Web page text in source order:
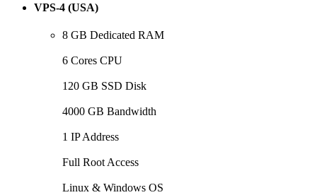
VPS-4 (USA)
8 GB Dedicated RAM
6 Cores CPU
120 GB SSD Disk
4000 GB Bandwidth
1 IP Address
Full Root Access
Linux & Windows OS